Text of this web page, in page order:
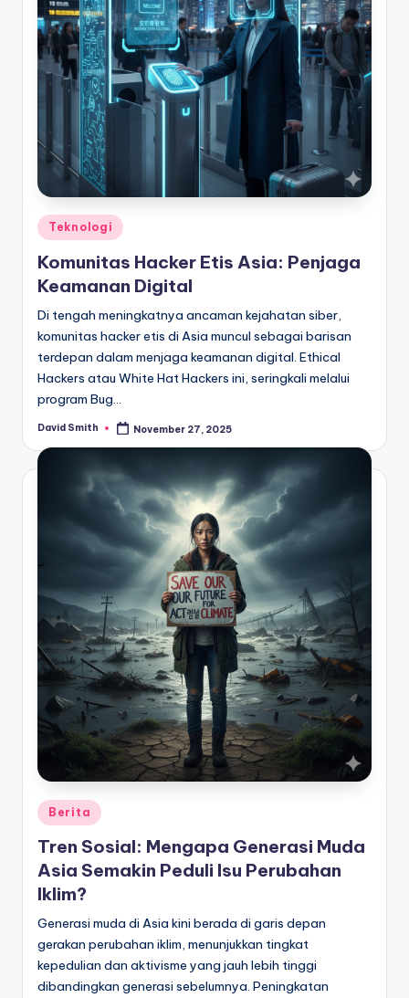
Posted
Teknologi
Komunitas Hacker Etis Asia: Penjaga
Keamanan Digital
Di tengah meningkatnya ancaman kejahatan siber,
komunitas hacker etis di Asia muncul sebagai barisan
terdepan dalam menjaga keamanan digital. Ethical
Hackers atau White Hat Hackers ini, seringkali melalui
program Bug…
Posted
David Smith November 27, 2025
Posted
in
Berita
Tren Sosial: Mengapa Generasi Muda
Asia Semakin Peduli Isu Perubahan
Iklim?
Generasi muda di Asia kini berada di garis depan
gerakan perubahan iklim, menunjukkan tingkat
kepedulian dan aktivisme yang jauh lebih tinggi
dibandingkan generasi sebelumnya. Peningkatan